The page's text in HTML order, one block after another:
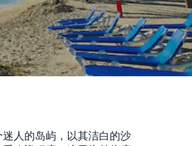
人的岛屿，以其洁白的沙